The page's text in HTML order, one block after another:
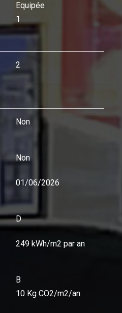
Equipée
1
2
Non
Non
01/06/2026
D
249 kWh/m2 par an
B
10 Kg CO2/m2/an